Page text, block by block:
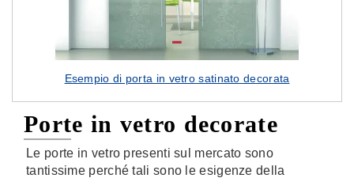
Esempio di porta in vetro satinato decorata
Porte in vetro decorate
Le porte in vetro presenti sul mercato sono
tantissime perché tali sono le esigenze della